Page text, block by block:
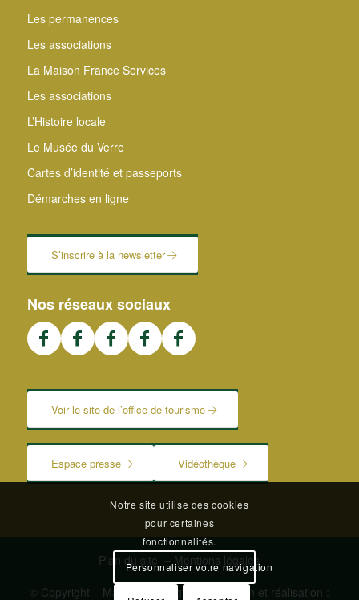
Les permanences
Les associations
La Maison France Services
Les associations
L’Histoire locale
Le Musée du Verre
Cartes d’identité et passeports
Démarches en ligne
S’inscrire à la newsletter
Nos réseaux sociaux
Voir le site de l’office de tourisme
Espace presse Vidéothèque
Plan du site –Mentions légales
© Copyright – Mairie de Blangy | Conception et réalisation :
Notre site utilise des cookies
pour certaines
fonctionnalités.
Personnaliser votre navigation